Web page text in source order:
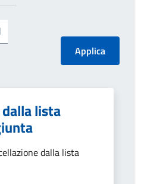
lista
dalla lista